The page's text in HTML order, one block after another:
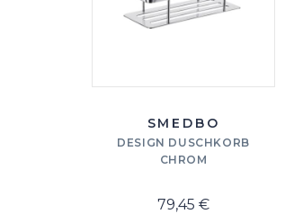
SMEDBO
DESIGN DUSCHKORB
CHROM
79,45 €